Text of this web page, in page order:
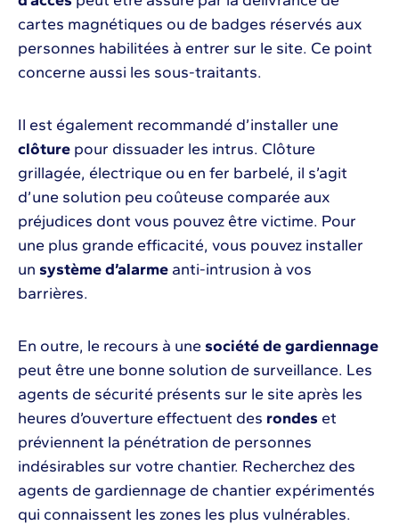
cartes magnétiques ou de badges réservés aux
personnes habilitées à entrer sur le site. Ce point
concerne aussi les sous-traitants.
Il est également recommandé d’installer une
clôture pour dissuader les intrus. Clôture
grillagée, électrique ou en fer barbelé, il s’agit
d’une solution peu coûteuse comparée aux
préjudices dont vous pouvez être victime. Pour
une plus grande efficacité, vous pouvez installer
un système d’alarme anti-intrusion à vos
barrières.
En outre, le recours à une société de gardiennage
peut être une bonne solution de surveillance. Les
agents de sécurité présents sur le site après les
heures d’ouverture effectuent des rondes et
préviennent la pénétration de personnes
indésirables sur votre chantier. Recherchez des
agents de gardiennage de chantier expérimentés
qui connaissent les zones les plus vulnérables.